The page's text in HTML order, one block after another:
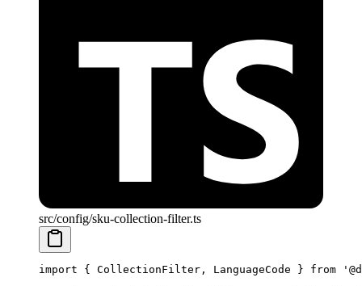
src/config/sku-collection-filter.ts
import { CollectionFilter, LanguageCode } from